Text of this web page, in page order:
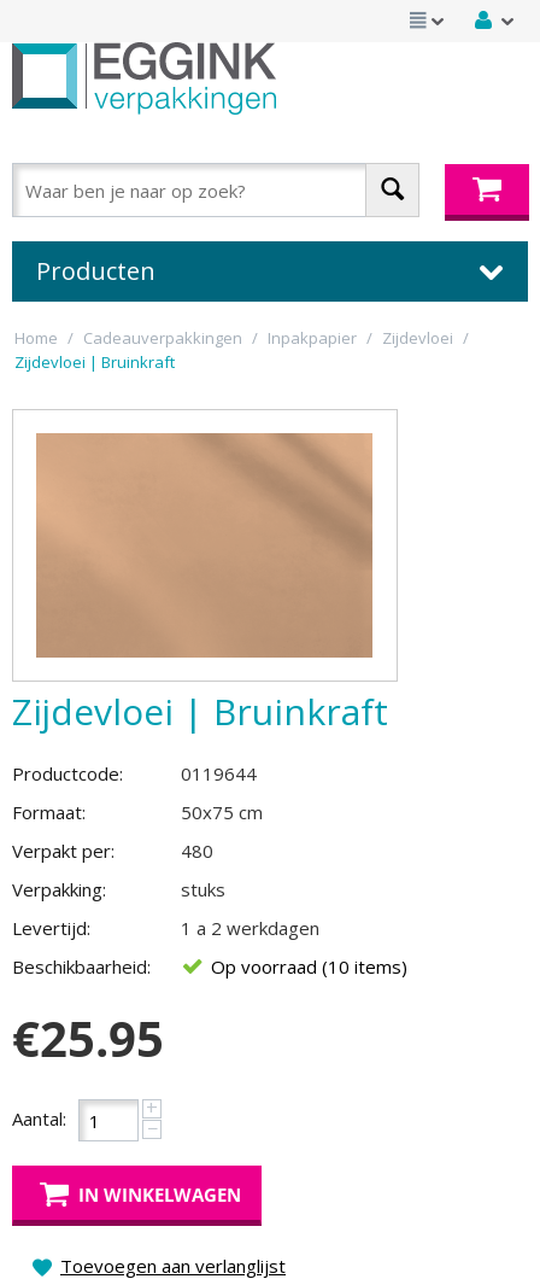
Producten
Home / Cadeauverpakkingen / Inpakpapier / Zijdevloei /
Zijdevloei | Bruinkraft
Zijdevloei | Bruinkraft
Productcode:
0119644
Formaat:
50x75 cm
Verpakt per:
480
Verpakking:
stuks
Levertijd:
1 a 2 werkdagen
Beschikbaarheid:
Op voorraad (10 items)
€25.95
Aantal: +
−
IN WINKELWAGEN
Toevoegen aan verlanglijst